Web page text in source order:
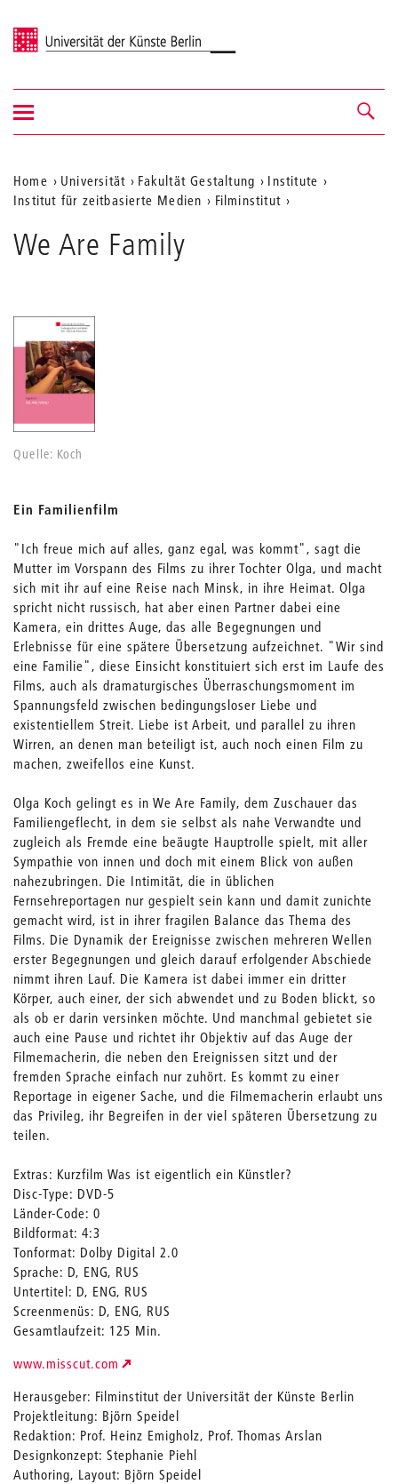
Universität der Künste Berlin
Navigation &
Suche
Navigation
ein-/ausblenden
Aktuelle
Position
auf
Home Universität Fakultät Gestaltung
Institute
Institut für zeitbasierte Medien
Filminstitut
We Are Family
Quelle: Koch
Ein Familienfilm
"Ich freue mich auf alles, ganz egal, was kommt", sagt die
Mutter im Vorspann des Films zu ihrer Tochter Olga, und macht
sich mit ihr auf eine Reise nach Minsk, in ihre Heimat. Olga
spricht nicht russisch, hat aber einen Partner dabei eine
Kamera, ein drittes Auge, das alle Begegnungen und
Erlebnisse für eine spätere Übersetzung aufzeichnet. "Wir sind
eine Familie", diese Einsicht konstituiert sich erst im Laufe des
Films, auch als dramaturgisches Überraschungsmoment im
Spannungsfeld zwischen bedingungsloser Liebe und
existentiellem Streit. Liebe ist Arbeit, und parallel zu ihren
Wirren, an denen man beteiligt ist, auch noch einen Film zu
machen, zweifellos eine Kunst.
Olga Koch gelingt es in We Are Family, dem Zuschauer das
Familiengeflecht, in dem sie selbst als nahe Verwandte und
zugleich als Fremde eine beäugte Hauptrolle spielt, mit aller
Sympathie von innen und doch mit einem Blick von außen
nahezubringen. Die Intimität, die in üblichen
Fernsehreportagen nur gespielt sein kann und damit zunichte
gemacht wird, ist in ihrer fragilen Balance das Thema des
Films. Die Dynamik der Ereignisse zwischen mehreren Wellen
erster Begegnungen und gleich darauf erfolgender Abschiede
nimmt ihren Lauf. Die Kamera ist dabei immer ein dritter
Körper, auch einer, der sich abwendet und zu Boden blickt, so
als ob er darin versinken möchte. Und manchmal gebietet sie
auch eine Pause und richtet ihr Objektiv auf das Auge der
Filmemacherin, die neben den Ereignissen sitzt und der
fremden Sprache einfach nur zuhört. Es kommt zu einer
Reportage in eigener Sache, und die Filmemacherin erlaubt uns
das Privileg, ihr Begreifen in der viel späteren Übersetzung zu
teilen.
Extras: Kurzfilm Was ist eigentlich ein Künstler?
Disc-Type: DVD-5
Länder-Code: 0
Bildformat: 4:3
Tonformat: Dolby Digital 2.0
Sprache: D, ENG, RUS
Untertitel: D, ENG, RUS
Screenmenüs: D, ENG, RUS
Gesamtlaufzeit: 125 Min.
www.misscut.com
Herausgeber: Filminstitut der Universität der Künste Berlin
Projektleitung: Björn Speidel
Redaktion: Prof. Heinz Emigholz, Prof. Thomas Arslan
Designkonzept: Stephanie Piehl
Authoring, Layout: Björn Speidel